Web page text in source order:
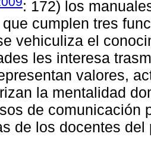
: 172) los
cumplen tres
vehiculiza el
les interesa
valores,
la mentalidad
de comunicación
de los docentes del